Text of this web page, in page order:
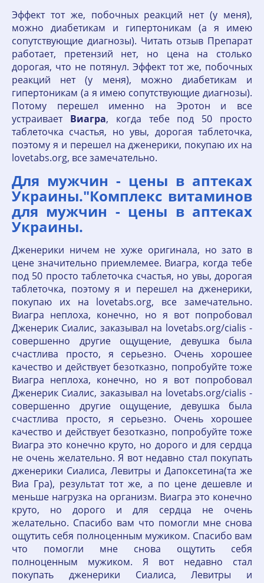
Эффект тот же, побочных реакций нет (у меня),
можно диабетикам и гипертоникам (а я имею
сопутствующие диагнозы). Читать отзыв Препарат
работает, претензий нет, но цена на столько
дорогая, что не потянул. Эффект тот же, побочных
реакций нет (у меня), можно диабетикам и
гипертоникам (а я имею сопутствующие диагнозы).
Потому перешел именно на Эротон и все
устраивает Виагра, когда тебе под 50 просто
таблеточка счастья, но увы, дорогая таблеточка,
поэтому я и перешел на дженерики, покупаю их на
lovetabs.org, все замечательно.
Для мужчин - цены в аптеках
Украины."Комплекс витаминов
для мужчин - цены в аптеках
Украины.
Дженерики ничем не хуже оригинала, но зато в
цене значительно приемлемее. Виагра, когда тебе
под 50 просто таблеточка счастья, но увы, дорогая
таблеточка, поэтому я и перешел на дженерики,
покупаю их на lovetabs.org, все замечательно.
Виагра неплоха, конечно, но я вот попробовал
Дженерик Сиалис, заказывал на lovetabs.org/cialis -
совершенно другие ощущение, девушка была
счастлива просто, я серьезно. Очень хорошее
качество и действует безотказно, попробуйте тоже
Виагра неплоха, конечно, но я вот попробовал
Дженерик Сиалис, заказывал на lovetabs.org/cialis -
совершенно другие ощущение, девушка была
счастлива просто, я серьезно. Очень хорошее
качество и действует безотказно, попробуйте тоже
Виагра это конечно круто, но дорого и для сердца
не очень желательно. Я вот недавно стал покупать
дженерики Сиалиса, Левитры и Дапоксетина(та же
Виа Гра), результат тот же, а по цене дешевле и
меньше нагрузка на организм. Виагра это конечно
круто, но дорого и для сердца не очень
желательно. Спасибо вам что помогли мне снова
ощутить себя полноценным мужиком. Спасибо вам
что помогли мне снова ощутить себя
полноценным мужиком. Я вот недавно стал
покупать дженерики Сиалиса, Левитры и